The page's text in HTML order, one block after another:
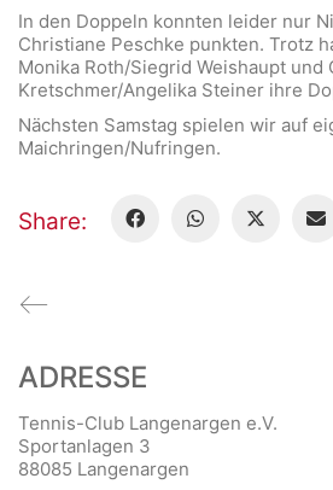
In den Doppeln konnten leider nur
Christiane Peschke punkten. Trotz
Monika Roth/Siegrid Weishaupt und
Kretschmer/Angelika Steiner ihre
Nächsten Samstag spielen wir auf
Maichringen/Nufringen.
Share:
ADRESSE
Tennis-Club Langenargen e.V.
Sportanlagen 3
88085 Langenargen